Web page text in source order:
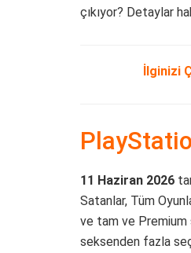
çıkıyor? Detaylar
İlginizi
11 Haziran 2026
Satanlar, Tüm
ve tam ve Premium
seksenden fazla